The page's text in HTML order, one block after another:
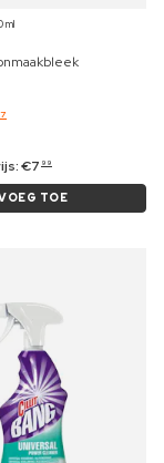
ml
€7 99
TOE